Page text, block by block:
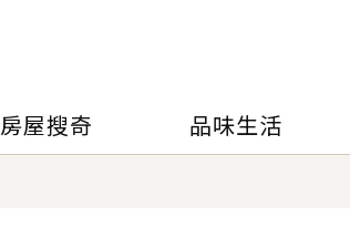
房屋搜奇 品味生活